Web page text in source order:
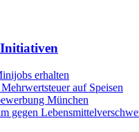
erhalten
auf Speisen
München
gegen